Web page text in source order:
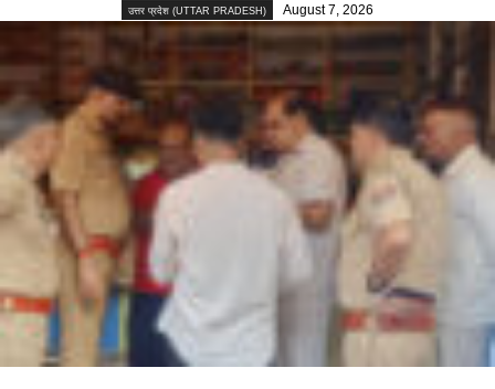
उत्तर प्रदेश (UTTAR PRADESH) August 7, 2026